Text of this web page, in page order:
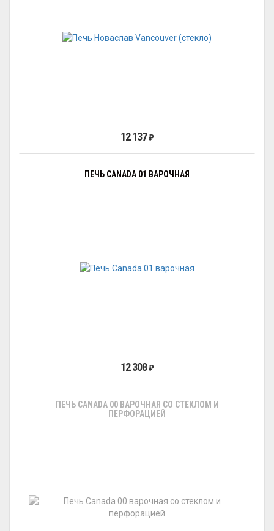
12 137₽
ПЕЧЬ CANADA 01 ВАРОЧНАЯ
12 308₽
ПЕЧЬ CANADA 00 ВАРОЧНАЯ СО СТЕКЛОМ И
ПЕРФОРАЦИЕЙ